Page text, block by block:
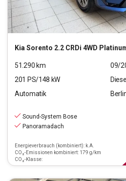
KiaSorento 2.2 CRDi 4WD Platinum (EURO
51.290 km
09/
201 PS/148 kW
Diesel
Automatik
Sound-System Bose
Panoramadach
Energieverbrauch (kombiniert): k.A.
CO₂-Emissionen kombiniert: 179 g/km
CO₂-Klasse: